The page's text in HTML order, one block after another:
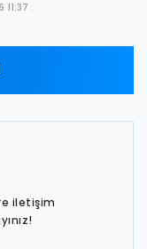
.
iletişim